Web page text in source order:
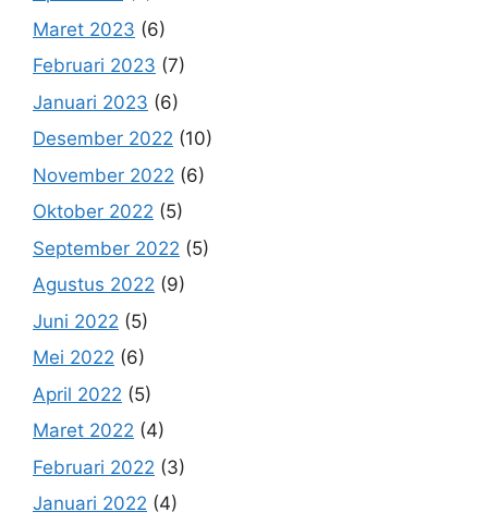
Maret 2023 (6)
Februari 2023 (7)
Januari 2023 (6)
Desember 2022 (10)
November 2022 (6)
Oktober 2022 (5)
September 2022 (5)
Agustus 2022 (9)
Juni 2022 (5)
Mei 2022 (6)
April 2022 (5)
Maret 2022 (4)
Februari 2022 (3)
Januari 2022 (4)